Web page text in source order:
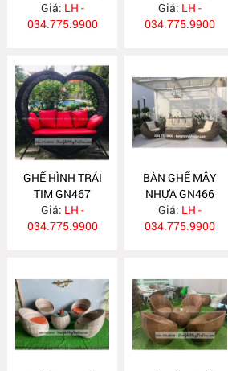
Giá: LH -
034.775.9900
Giá: LH -
034.775.9900
GHẾ HÌNH TRÁI
TIM GN467
Giá: LH -
034.775.9900
BÀN GHẾ MÂY
NHỰA GN466
Giá: LH -
034.775.9900